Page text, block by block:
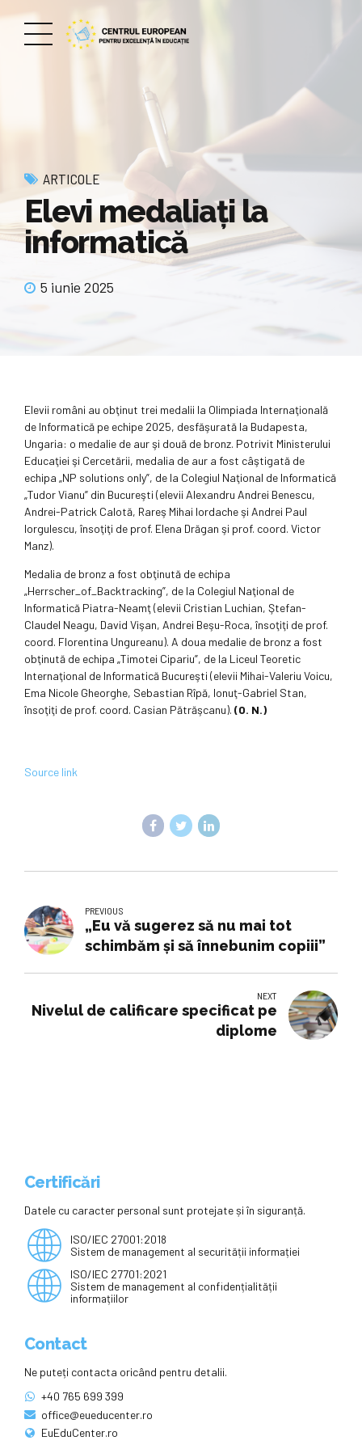
ARTICOLE
Elevi medaliaţi la
informatică
5 iunie 2025
Elevii români au obţinut trei medalii la Olimpiada Internaţională
de Informatică pe echipe 2025, desfăşurată la Budapesta,
Ungaria: o medalie de aur şi două de bronz. Potrivit Ministerului
Educaţiei şi Cercetării, medalia de aur a fost câştigată de
echipa „NP solutions only”, de la Colegiul Naţional de Informatică
„Tudor Vianu” din Bucureşti (elevii Alexandru Andrei Benescu,
Andrei-Patrick Calotă, Rareş Mihai Iordache şi Andrei Paul
Iorgulescu, însoţiţi de prof. Elena Drăgan şi prof. coord. Victor
Manz).
Medalia de bronz a fost obţinută de echipa
„Herrscher_of_Backtracking”, de la Colegiul Naţional de
Informatică Piatra-Neamţ (elevii Cristian Luchian, Ştefan-
Claudel Neagu, David Vişan, Andrei Beşu-Roca, însoţiţi de prof.
coord. Florentina Ungureanu). A doua medalie de bronz a fost
obţinută de echipa „Timotei Cipariu”, de la Liceul Teoretic
Internaţional de Informatică Bucureşti (elevii Mihai-Valeriu Voicu,
Ema Nicole Gheorghe, Sebastian Rîpă, Ionuţ-Gabriel Stan,
însoţiţi de prof. coord. Casian Pătrăşcanu). (O. N.)
Source link
PREVIOUS
„Eu vă sugerez să nu mai tot
schimbăm şi să înnebunim copiii”
NEXT
Nivelul de calificare specificat pe
diplome
Certificări
Datele cu caracter personal sunt protejate și în siguranță.
ISO/IEC 27001:2018
Sistem de management al securității informației
ISO/IEC 27701:2021
Sistem de management al confidențialității
informațiilor
Contact
Ne puteți contacta oricând pentru detalii.
+40 765 699 399
office@eueducenter.ro
EuEduCenter.ro